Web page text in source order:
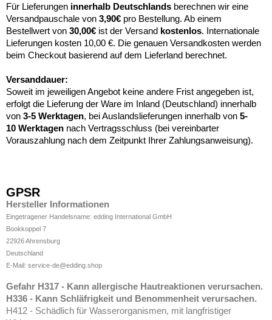
Für Lieferungen innerhalb Deutschlands berechnen wir eine
Versandpauschale von 3,90€ pro Bestellung. Ab einem
Bestellwert von 30,00€ ist der Versand kostenlos. Internationale
Lieferungen kosten 10,00 €. Die genauen Versandkosten werden
beim Checkout basierend auf dem Lieferland berechnet.
Versanddauer:
Soweit im jeweiligen Angebot keine andere Frist angegeben ist,
erfolgt die Lieferung der Ware im Inland (Deutschland) innerhalb
von 3-5 Werktagen, bei Auslandslieferungen innerhalb von 5-
10 Werktagen nach Vertragsschluss (bei vereinbarter
Vorauszahlung nach dem Zeitpunkt Ihrer Zahlungsanweisung).
GPSR
Hersteller Informationen
Eingetragener Handelsname: edding International GmbH
Bookkoppel 7
22926 Ahrensburg
Deutschland
E-Mail: service-de@edding.shop
Gefahr H317 - Kann allergische Hautreaktionen verursachen.
H336 - Kann Schläfrigkeit und Benommenheit verursachen.
H412 - Schädlich für Wasserorganismen, mit langfristiger